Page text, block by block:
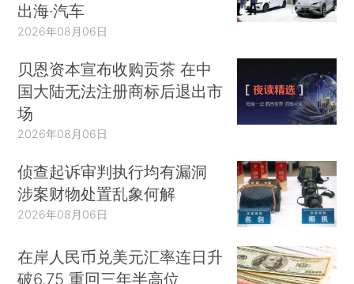
出海·汽车
2026年08月06日
贝恩资本宣布收购贡茶 在中
国大陆无法注册商标后退出市
场
2026年08月06日
侦查起诉审判执行均有漏洞
涉案财物处置乱象何解
2026年08月06日
在岸人民币兑美元汇率连日升
破6.75 重回三年半高位